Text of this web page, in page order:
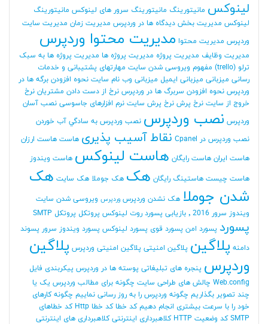
لینوکس مانیتورینگ مانیتورینگ سرور های لینوکس مانیتورینگ
لینوکس مدیریت بخش دیدگاه ها در وردپرس مدیریت زمان مدیریت سایت
وردپرس مدیریت محتوا مدیریت محتوا وردپرس
مدیریت وظایف مدیریت پروژه مدیریت پروژه ها مدیریت پروژه ها به سبک
ترلو (trello)
مفهوم ویروسی شدن سایت مهارتهای پشتیبانی و خدمات
رسانی میزبانی میزبانی ایمیل میزبانی وب نام سایت نحوه افزودن برگه ها در
وردپرس نحوه افزودن سربرگ ها در وردپرس نرخ از دست دادن مشتریان نرخ
خروج از سایت نرخ پرش نرخ پرش سایت نرم افزارهای جاسوسی نصب آسان
وردپرس نصب وردپرس نصب وردپرس به سادگي آب خوردن
نصب وردپرس در Cpanel
نقاط آسیب پذیری هاست هاست ارزان
هاست ایران هاست رایگان هاست لینوکس هاست ویندوز
هاست چیست هاستینگ رایگان هک هک جوملا هک سایت هک
شدن جوملا هک نشدن وردپرس وردپرس ویروسی شدن سایت
ویندوز سرور 2016
٬ بازیابی پسورد روت لینوکس پروتکل پروتکل SMTP
پسورد پسورد امن پسورد قوی پسورد لینوکس پسورد ویندوز سرور پسوند
دامنه پلاگین پلاگین امنیتی پلاگین امنیتی وردپرس پلاگین
وردپرس پنجره های تبلیغاتی پوسته ها در وردپرس پیکربندی فایل
Web.config چالش های طراحی سایت چگونه برای مطالب وردپرس یک یا
چند تصویر بگذاریم چگونه وردپرس را به روز رسانی نماییم چگونه کارهای
خود را با سرعت بیشتری انجام دهیم کد خطا کد خطا Http
کد خطاهای
SMTP کد وضعیت HTTP کلاهبرداری اینترنتی کلاهبرداری های اینترنتی